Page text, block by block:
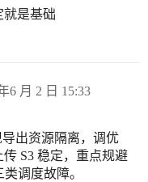
就是基础
6 月 2 日 15:33
出资源隔离，调优
S3 稳定，重点规避
调度故障。